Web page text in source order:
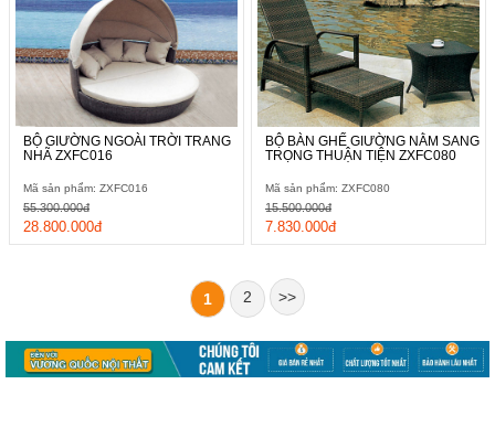
BỘ GIƯỜNG NGOÀI TRỜI TRANG
NHÃ ZXFC016
Mã sản phẩm: ZXFC016
28.800.000đ
55.300.000đ
BỘ BÀN GHẾ GIƯỜNG NẰM SANG
TRỌNG THUẬN TIỆN ZXFC080
Mã sản phẩm: ZXFC080
7.830.000đ
15.500.000đ
1 2 >>